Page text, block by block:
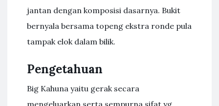
jantan dengan komposisi dasarnya. Bukit
bernyala bersama topeng ekstra ronde pula
tampak elok dalam bilik.
Pengetahuan
Big Kahuna yaitu gerak secara
mengeluarkan serta sempurna sifat yg